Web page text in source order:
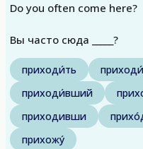
Do you often come here?
Вы часто сюда _____?
приходи́ть приходи́
приходи́вший
приходивши
прихожу́